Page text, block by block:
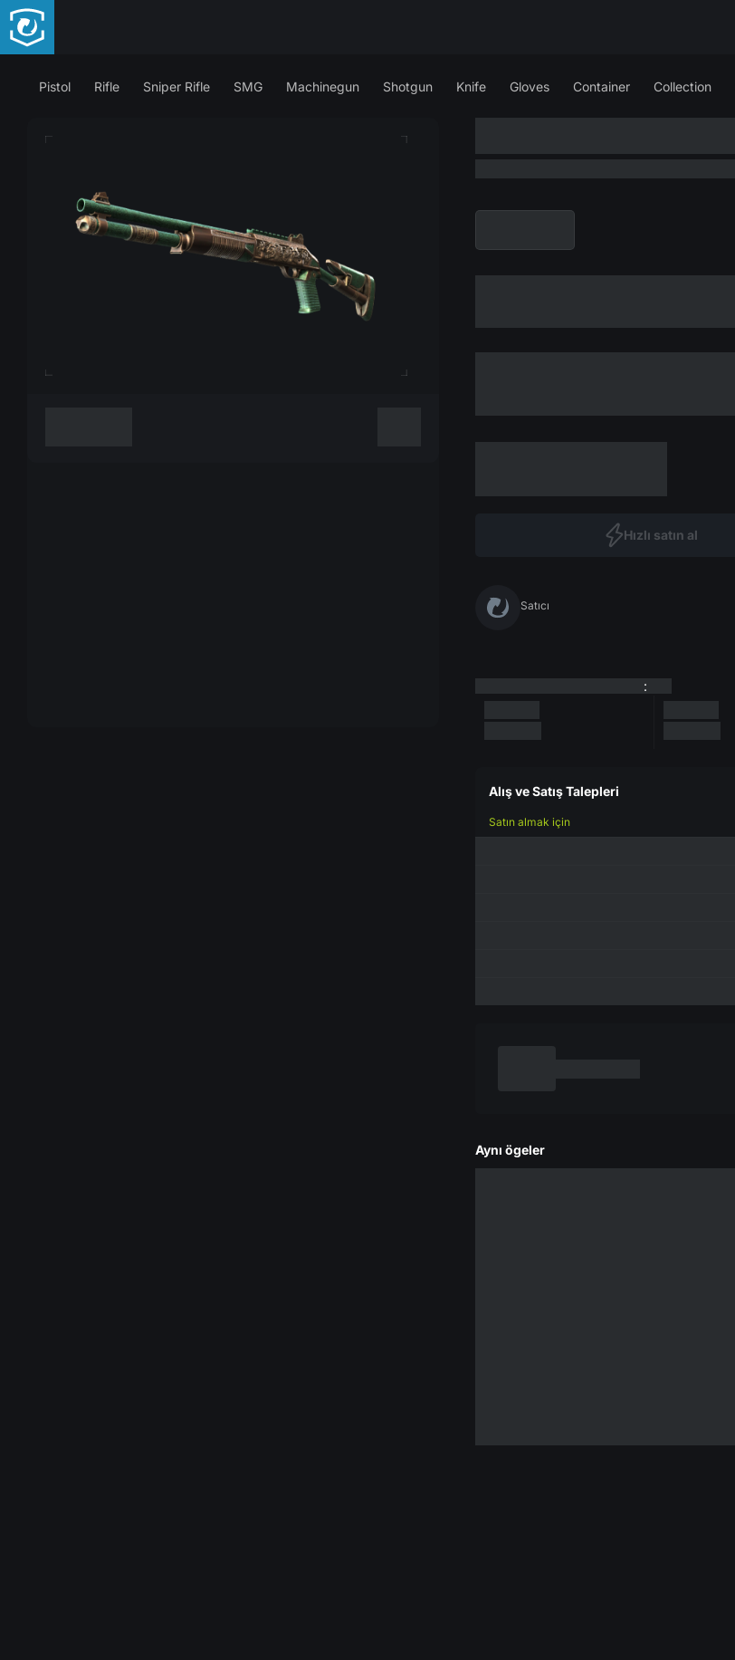
Pistol Rifle Sniper Rifle SMG Machinegun Shotgun Knife Gloves Container Collection
Hızlı satın al
Satıcı
:
Alış ve Satış Talepleri
Satın almak için
Aynı ögeler